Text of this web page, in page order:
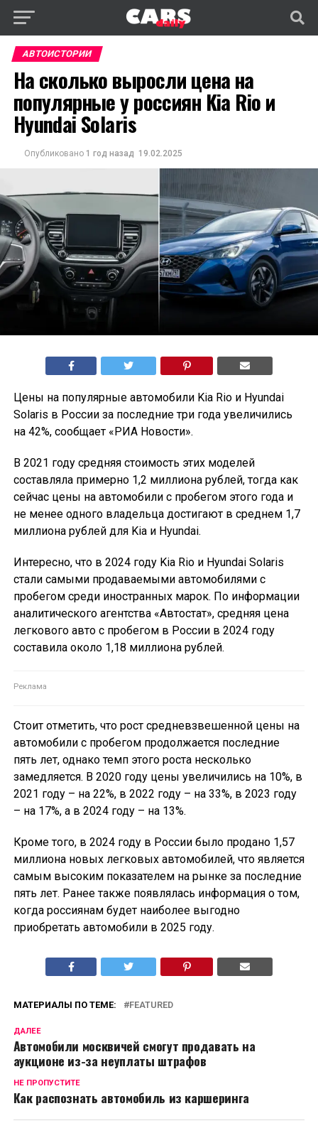
АВТОИСТОРИИ
На сколько выросли цена на
популярные у россиян Kia Rio и
Hyundai Solaris
Опубликовано 1 год назад 19.02.2025
Цены на популярные автомобили Kia Rio и Hyundai
Solaris в России за последние три года увеличились
на 42%, сообщает «РИА Новости».
В 2021 году средняя стоимость этих моделей
составляла примерно 1,2 миллиона рублей, тогда как
сейчас цены на автомобили с пробегом этого года и
не менее одного владельца достигают в среднем 1,7
миллиона рублей для Kia и Hyundai.
Интересно, что в 2024 году Kia Rio и Hyundai Solaris
стали самыми продаваемыми автомобилями с
пробегом среди иностранных марок. По информации
аналитического агентства «Автостат», средняя цена
легкового авто с пробегом в России в 2024 году
составила около 1,18 миллиона рублей.
Стоит отметить, что рост средневзвешенной цены на
автомобили с пробегом продолжается последние
пять лет, однако темп этого роста несколько
замедляется. В 2020 году цены увеличились на 10%, в
2021 году – на 22%, в 2022 году – на 33%, в 2023 году
– на 17%, а в 2024 году – на 13%.
Кроме того, в 2024 году в России было продано 1,57
миллиона новых легковых автомобилей, что является
самым высоким показателем на рынке за последние
пять лет. Ранее также появлялась информация о том,
когда россиянам будет наиболее выгодно
приобретать автомобили в 2025 году.
МАТЕРИАЛЫ ПО ТЕМЕ: FEATURED
ДАЛЕЕ
Автомобили москвичей смогут продавать на
аукционе из-за неуплаты штрафов
НЕ ПРОПУСТИТЕ
Как распознать автомобиль из каршеринга